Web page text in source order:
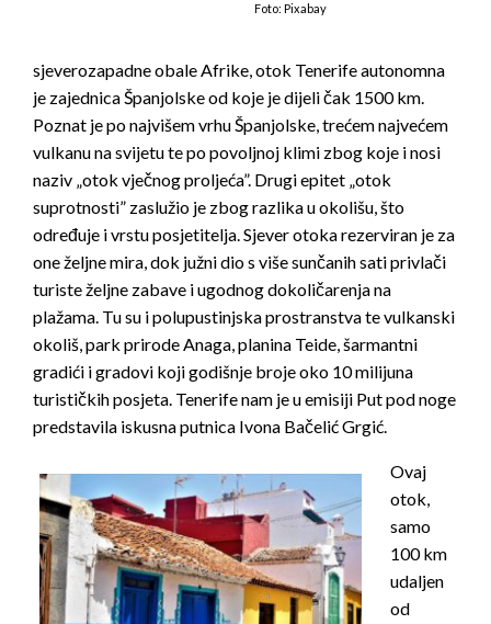
Foto: Pixabay
sjeverozapadne obale Afrike, otok Tenerife autonomna
je zajednica Španjolske od koje je dijeli čak 1500 km.
Poznat je po najvišem vrhu Španjolske, trećem najvećem
vulkanu na svijetu te po povoljnoj klimi zbog koje i nosi
naziv „otok vječnog proljeća”. Drugi epitet „otok
suprotnosti” zaslužio je zbog razlika u okolišu, što
određuje i vrstu posjetitelja. Sjever otoka rezerviran je za
one željne mira, dok južni dio s više sunčanih sati privlači
turiste željne zabave i ugodnog dokoličarenja na
plažama. Tu su i polupustinjska prostranstva te vulkanski
okoliš, park prirode Anaga, planina Teide, šarmantni
gradići i gradovi koji godišnje broje oko 10 milijuna
turističkih posjeta. Tenerife nam je u emisiji Put pod noge
predstavila iskusna putnica Ivona Bačelić Grgić.
Ovaj
otok,
samo
100 km
udaljen
od